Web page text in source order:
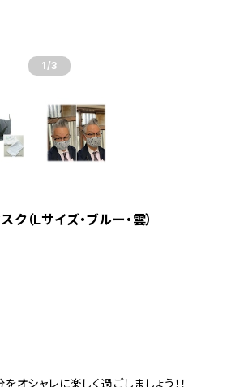
1 /3
（Lサイズ・ブルー・雲）
オシャレに楽しく過ごしましょう！！